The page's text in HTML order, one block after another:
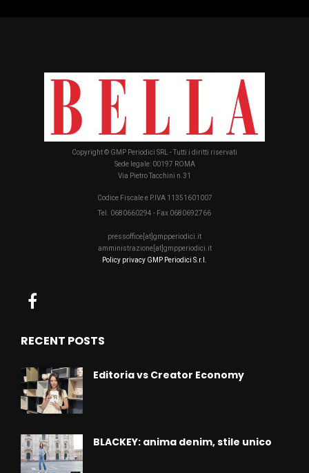
Copyright © GMP Periodici SRL - Tutti i diritti riservati
Sede legale: 00197 ROMA
Via Pietro Tacchini n.31
Codice Fiscale e P.IVA 11351601007
Tel. 0680660294 - Fax 0680692766
pressoffice[at]gmpperiodici.it
amministrazione[at]gmpperiodici.it
Policy privacy GMP Periodici S.r.l.
RECENT POSTS
Editoria vs Creator Economy
BLACKEY: anima denim, stile unico